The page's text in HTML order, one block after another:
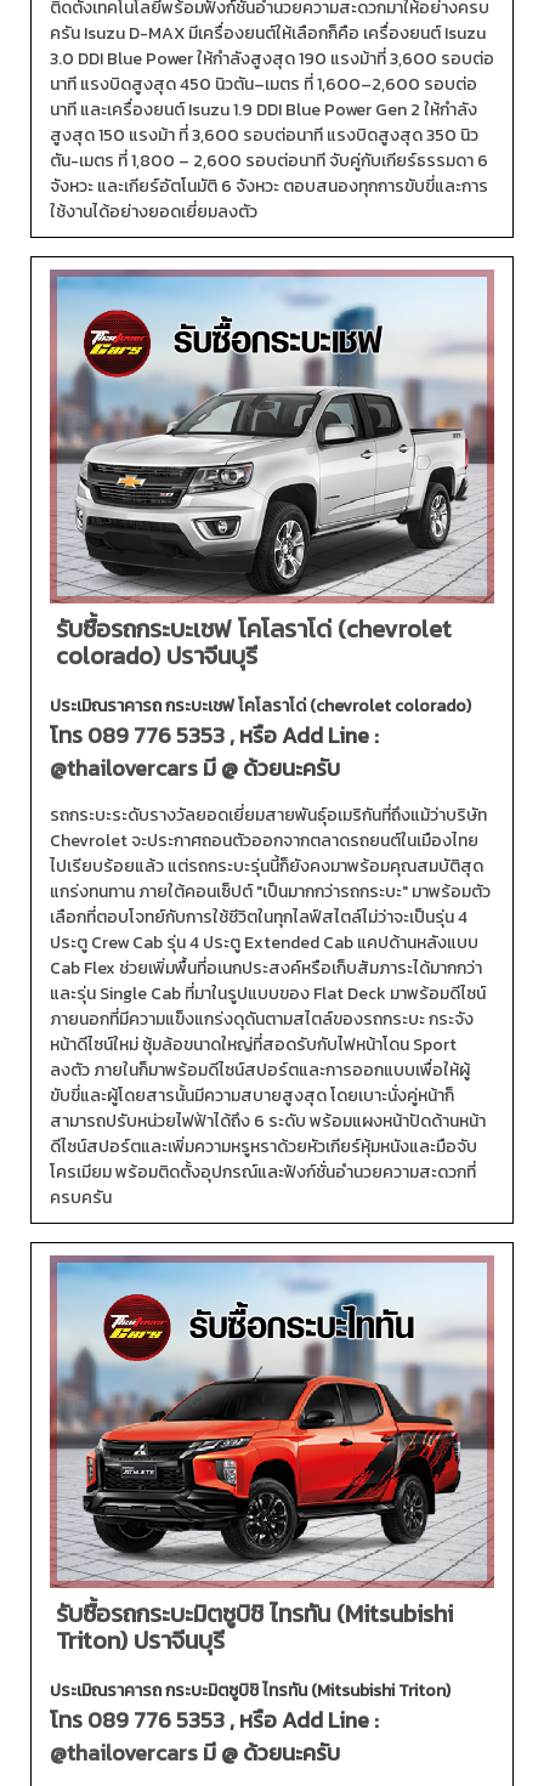
ติดตั้งเทคโนโลยีพร้อมฟังก์ชันอำนวยความสะดวกมาให้อย่างครบ
ครัน Isuzu D-MAX มีเครื่องยนต์ให้เลือกก็คือ เครื่องยนต์ Isuzu
3.0 DDI Blue Power ให้กำลังสูงสุด 190 แรงม้าที่ 3,600 รอบต่อ
นาที แรงบิดสูงสุด 450 นิวตัน–เมตร ที่ 1,600–2,600 รอบต่อ
นาที และเครื่องยนต์ Isuzu 1.9 DDI Blue Power Gen 2 ให้กำลัง
สูงสุด 150 แรงม้า ที่ 3,600 รอบต่อนาที แรงบิดสูงสุด 350 นิว
ตัน-เมตร ที่ 1,800 – 2,600 รอบต่อนาที จับคู่กับเกียร์ธรรมดา 6
จังหวะ และเกียร์อัตโนมัติ 6 จังหวะ ตอบสนองทุกการขับขี่และการ
ใช้งานได้อย่างยอดเยี่ยมลงตัว
รับซื้อรถกระบะเชฟ โคโลราโด่ (chevrolet
colorado) ปราจีนบุรี
ประเมิณราคารถ กระบะเชฟ โคโลราโด่ (chevrolet colorado)
โทร089 776 5353, หรือ Add Line :
@thailovercarsมี @ ด้วยนะครับ
รถกระบะระดับรางวัลยอดเยี่ยมสายพันธุ์อเมริกันที่ถึงแม้ว่าบริษัท
Chevrolet จะประกาศถอนตัวออกจากตลาดรถยนต์ในเมืองไทย
ไปเรียบร้อยแล้ว แต่รถกระบะรุ่นนี้ก็ยังคงมาพร้อมคุณสมบัติสุด
แกร่งทนทาน ภายใต้คอนเซ็ปต์ "เป็นมากกว่ารถกระบะ" มาพร้อมตัว
เลือกที่ตอบโจทย์กับการใช้ชีวิตในทุกไลฟ์สไตล์ไม่ว่าจะเป็นรุ่น 4
ประตู Crew Cab รุ่น 4 ประตู Extended Cab แคปด้านหลังแบบ
Cab Flex ช่วยเพิ่มพื้นที่อเนกประสงค์หรือเก็บสัมภาระได้มากกว่า
และรุ่น Single Cab ที่มาในรูปแบบของ Flat Deck มาพร้อมดีไซน์
ภายนอกที่มีความแข็งแกร่งดุดันตามสไตล์ของรถกระบะ กระจัง
หน้าดีไซน์ใหม่ ซุ้มล้อขนาดใหญ่ที่สอดรับกับไฟหน้าโดน Sport
ลงตัว ภายในก็มาพร้อมดีไซน์สปอร์ตและการออกแบบเพื่อให้ผู้
ขับขี่และผู้โดยสารนั้นมีความสบายสูงสุด โดยเบาะนั่งคู่หน้าก็
สามารถปรับหน่วยไฟฟ้าได้ถึง 6 ระดับ พร้อมแผงหน้าปัดด้านหน้า
ดีไซน์สปอร์ตและเพิ่มความหรูหราด้วยหัวเกียร์หุ้มหนังและมือจับ
โครเมียม พร้อมติดตั้งอุปกรณ์และฟังก์ชั่นอำนวยความสะดวกที่
ครบครัน
รับซื้อรถกระบะมิตซูบิชิ ไทรทัน (Mitsubishi
Triton) ปราจีนบุรี
ประเมิณราคารถ กระบะมิตซูบิชิ ไทรทัน (Mitsubishi Triton)
โทร089 776 5353, หรือ Add Line :
@thailovercarsมี @ ด้วยนะครับ